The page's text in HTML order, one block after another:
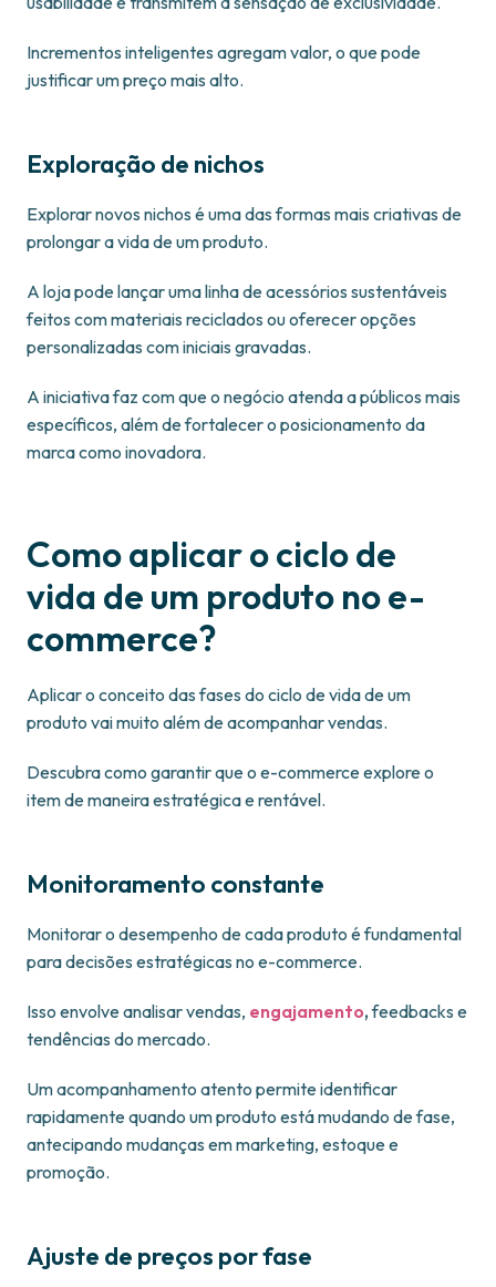
Incrementos inteligentes agregam valor, o que pode
justificar um preço mais alto.
Exploração de nichos
Explorar novos nichos é uma das formas mais criativas de
prolongar a vida de um produto.
A loja pode lançar uma linha de acessórios sustentáveis
feitos com materiais reciclados ou oferecer opções
personalizadas com iniciais gravadas.
A iniciativa faz com que o negócio atenda a públicos mais
específicos, além de fortalecer o posicionamento da
marca como inovadora.
Como aplicar o ciclo de
vida de um produto no e-
commerce?
Aplicar o conceito das fases do ciclo de vida de um
produto vai muito além de acompanhar vendas.
Descubra como garantir que o e-commerce explore o
item de maneira estratégica e rentável.
Monitoramento constante
Monitorar o desempenho de cada produto é fundamental
para decisões estratégicas no e-commerce.
Isso envolve analisar vendas, engajamento,feedbacks e
tendências do mercado.
Um acompanhamento atento permite identificar
rapidamente quando um produto está mudando de fase,
antecipando mudanças em marketing, estoque e
promoção.
Ajuste de preços por fase